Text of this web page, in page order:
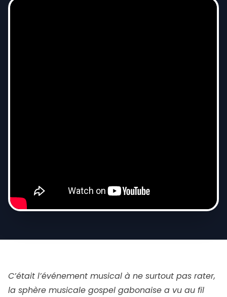
C’était l’événement musical à ne surtout pas rater,
la sphère musicale gospel gabonaise a vu au fil